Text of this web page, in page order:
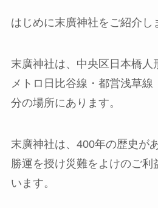
はじめに末廣神社をご紹介し
末廣神社は、中央区日本橋人
メトロ日比谷線・都営浅草
分の場所にあります。
末廣神社は、400年の歴史が
勝運を授け災難をよけのご利
います。